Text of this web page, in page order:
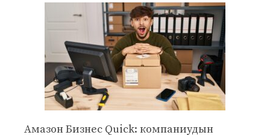
Амазон Бизнес Quick: компаниудын